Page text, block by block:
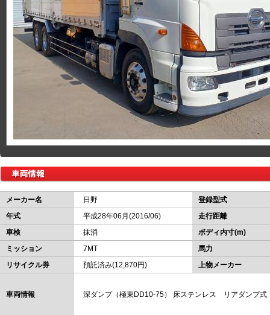
メーカー名 日野
登録型式
年式
平成28年06月(2016/06)
走行距離
車検
抹消
ボディ内寸(m)
ミッション
7MT
馬力
リサイクル券
預託済み(12,870円) 上物メーカー
車両情報 深ダンプ（極東DD10-75） 床ステンレス リアダン